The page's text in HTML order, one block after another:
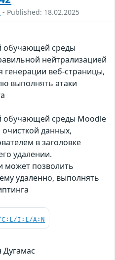
- Published: 18.02.2025
обучающей среды
нейтрализацией
генерации веб-страницы,
выполнять атаки
обучающей среды Moodle
очисткой данных,
в заголовке
удалении.
может позволить
удаленно, выполнять
C:L/I:L/A:N